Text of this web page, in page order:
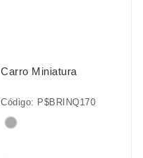
Carro Miniatura
Código: P$BRINQ170